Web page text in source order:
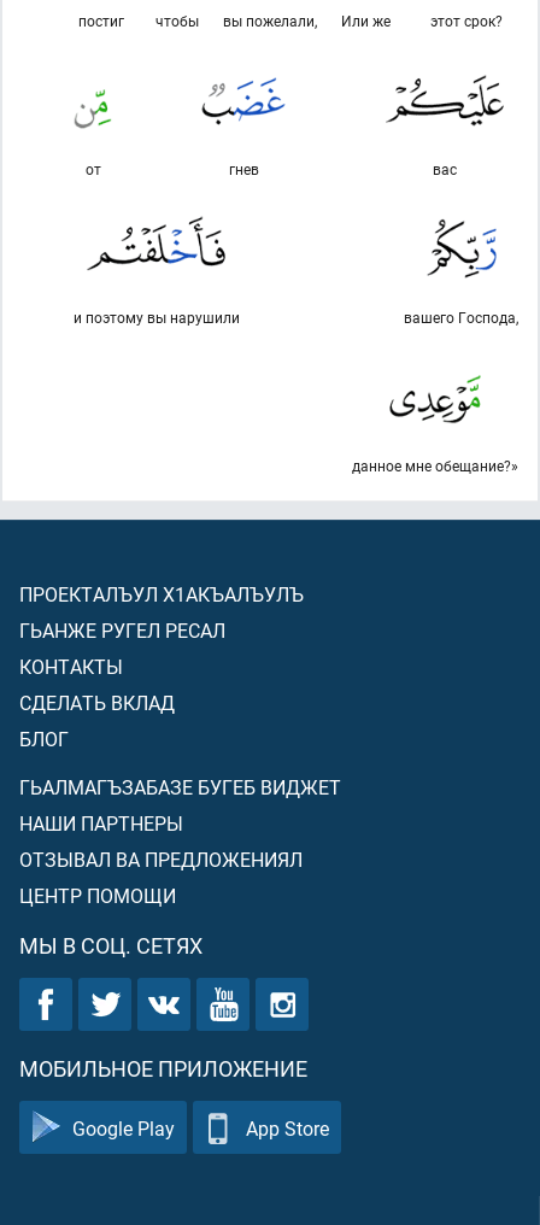
этот срок?
Или же
вы пожелали,
чтобы
постиг
вас
гнев
от
вашего Господа,
и поэтому вы нарушили
данное мне обещание?»
ПРОЕКТАЛЪУЛ Х1АКЪАЛЪУЛЪ
ГЬАНЖЕ РУГЕЛ РЕСАЛ
КОНТАКТЫ
СДЕЛАТЬ ВКЛАД
БЛОГ
ГЬАЛМАГЪЗАБАЗЕ БУГЕБ ВИДЖЕТ
НАШИ ПАРТНЕРЫ
ОТЗЫВАЛ ВА ПРЕДЛОЖЕНИЯЛ
ЦЕНТР ПОМОЩИ
МЫ В СОЦ. СЕТЯХ
МОБИЛЬНОЕ ПРИЛОЖЕНИЕ
Google Play App Store